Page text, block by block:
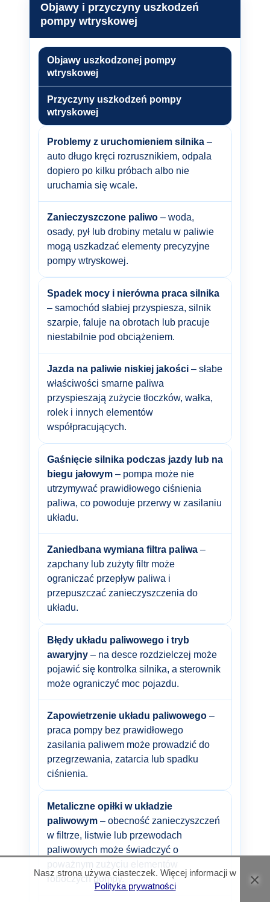
Objawy i przyczyny uszkodzeń
pompy wtryskowej
Objawy uszkodzonej pompy
wtryskowej
Przyczyny uszkodzeń pompy
wtryskowej
Problemy z uruchomieniem silnika –
auto długo kręci rozrusznikiem, odpala
dopiero po kilku próbach albo nie
uruchamia się wcale.
Zanieczyszczone paliwo – woda,
osady, pył lub drobiny metalu w paliwie
mogą uszkadzać elementy precyzyjne
pompy wtryskowej.
Spadek mocy i nierówna praca silnika
– samochód słabiej przyspiesza, silnik
szarpie, faluje na obrotach lub pracuje
niestabilnie pod obciążeniem.
Jazda na paliwie niskiej jakości – słabe
właściwości smarne paliwa
przyspieszają zużycie tłoczków, wałka,
rolek i innych elementów
współpracujących.
Gaśnięcie silnika podczas jazdy lub na
biegu jałowym – pompa może nie
utrzymywać prawidłowego ciśnienia
paliwa, co powoduje przerwy w zasilaniu
układu.
Zaniedbana wymiana filtra paliwa –
zapchany lub zużyty filtr może
ograniczać przepływ paliwa i
przepuszczać zanieczyszczenia do
układu.
Błędy układu paliwowego i tryb
awaryjny – na desce rozdzielczej może
pojawić się kontrolka silnika, a sterownik
może ograniczyć moc pojazdu.
Zapowietrzenie układu paliwowego –
praca pompy bez prawidłowego
zasilania paliwem może prowadzić do
przegrzewania, zatarcia lub spadku
ciśnienia.
Metaliczne opiłki w układzie
paliwowym – obecność zanieczyszczeń
w filtrze, listwie lub przewodach
paliwowych może świadczyć o
poważnym zużyciu elementów
roboczych pompy.
Nasz strona używa ciasteczek. Więcej informacji w
Polityka prywatności
×